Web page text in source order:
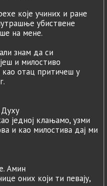
које учиних и ране
убиствене
на мене.
знам да си
и милостиво
као отац притичеш у
једној клањамо, узми
и као милостива дај ми
Амин
оних који ти певају,